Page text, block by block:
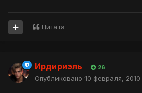
Цитата
Ирдириэль 26
Опубликовано 10 февраля, 2010